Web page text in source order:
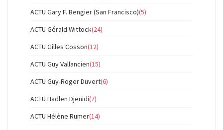
ACTU Gary F. Bengier (San Francisco)(5)
ACTU Gérald Wittock(24)
ACTU Gilles Cosson(12)
ACTU Guy Vallancien(15)
ACTU Guy-Roger Duvert(6)
ACTU Hadlen Djenidi(7)
ACTU Hélène Rumer(14)